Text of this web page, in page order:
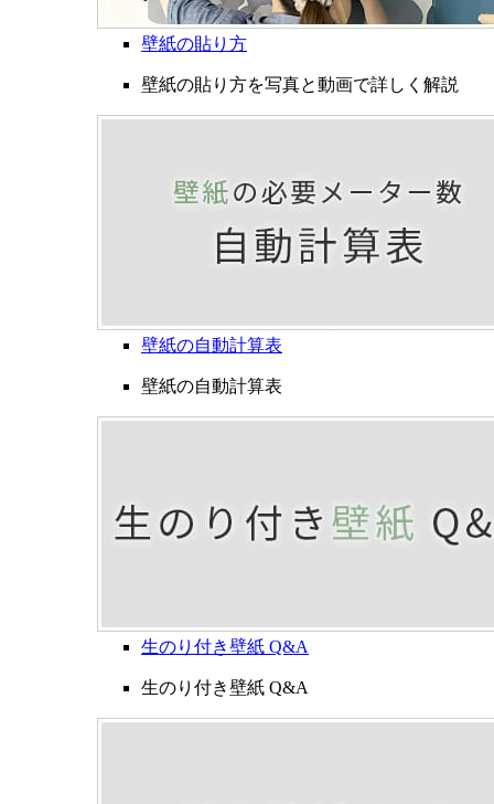
壁紙の貼り方
壁紙の貼り方を写真と動画で詳しく解説
壁紙の自動計算表
壁紙の自動計算表
生のり付き壁紙 Q&A
生のり付き壁紙 Q&A